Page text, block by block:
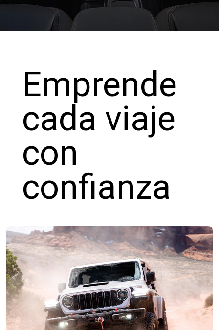
Emprende
cada viaje
con
confianza